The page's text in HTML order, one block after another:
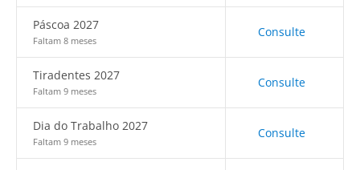
Páscoa 2027
Faltam 8 meses
Consulte
Tiradentes 2027
Faltam 9 meses
Consulte
Dia do Trabalho 2027
Faltam 9 meses
Consulte